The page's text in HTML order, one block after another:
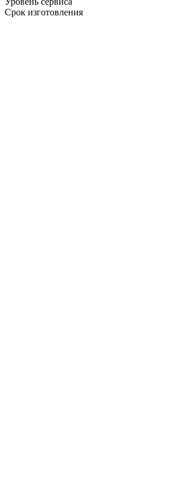
Срок изготовления